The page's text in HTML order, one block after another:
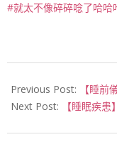
#就太不像碎碎唸了哈哈
08-
15
Previous Post:
【睡前
Next Post:
【睡眠疾